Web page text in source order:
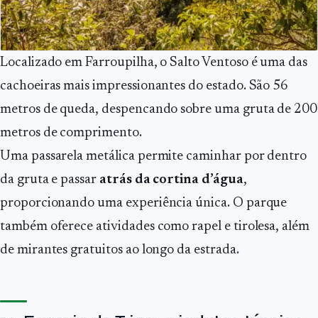
Localizado em Farroupilha, o Salto Ventoso é uma das
cachoeiras mais impressionantes do estado. São 56
metros de queda, despencando sobre uma gruta de 200
metros de comprimento.
Uma passarela metálica permite caminhar por dentro
da gruta e passar atrás da cortina d’água,
proporcionando uma experiência única. O parque
também oferece atividades como rapel e tirolesa, além
de mirantes gratuitos ao longo da estrada.